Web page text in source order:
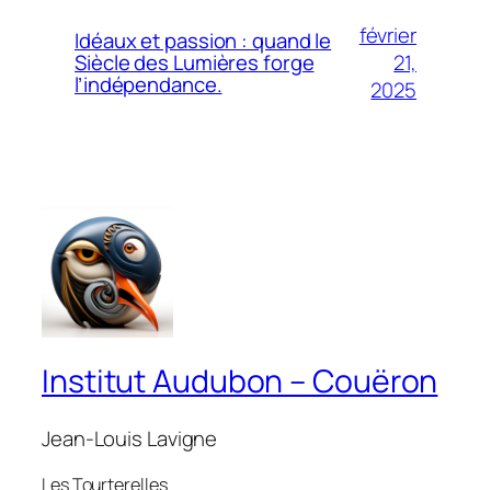
Idéaux et passion : quand le
Siècle des Lumières forge
l’indépendance.
février
21,
2025
Institut Audubon – Couëron
Jean-Louis Lavigne
Les Tourterelles